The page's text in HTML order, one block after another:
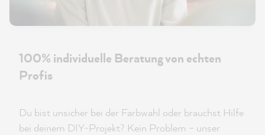
100% individuelle Beratung von echten
Profis
Du bist unsicher bei der Farbwahl oder brauchst Hilfe
bei deinem DIY-Projekt? Kein Problem – unser